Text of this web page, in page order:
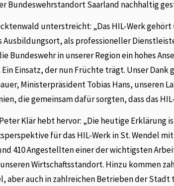
Bundeswehrstandort Saarland nachhaltig
unterstreicht: „Das HIL-Werk
Ausbildungsort, als professioneller
Bundeswehr in unserer Region ein hohes
Ein Einsatz, der nun Früchte trägt. Unser
Ministerpräsident Tobias Hans, unseren
die gemeinsam dafür sorgten, dass das
Klär hebt hervor: „Die heutige Erklärung
für das HIL-Werk in St. Wendel
410 Angestellten einer der wichtigsten
Wirtschaftsstandort. Hinzu kommen
aber auch in zahlreichen Betrieben der